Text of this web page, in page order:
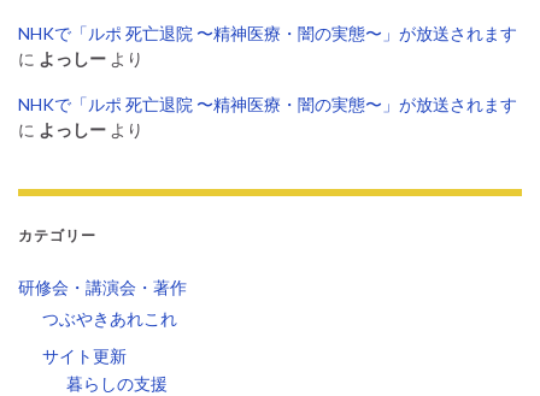
NHKで「ルポ 死亡退院 〜精神医療・闇の実態〜」が放送されます
に よっしー より
NHKで「ルポ 死亡退院 〜精神医療・闇の実態〜」が放送されます
に よっしー より
カテゴリー
研修会・講演会・著作
つぶやきあれこれ
サイト更新
暮らしの支援